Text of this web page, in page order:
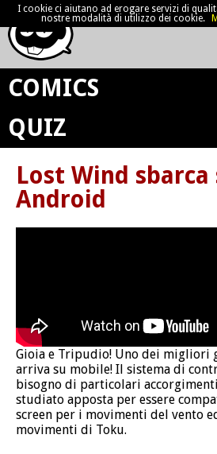
COMICS
QUIZ
Lost Wind sbarca
Android
Gioia e Tripudio! Uno dei migliori
arriva su mobile! Il sistema di
bisogno di particolari
studiato apposta per essere
screen per i movimenti del vento
movimenti di Toku.
I cookie ci aiutano ad erogare servizi di
nostre modalità di utilizzo dei cookie.